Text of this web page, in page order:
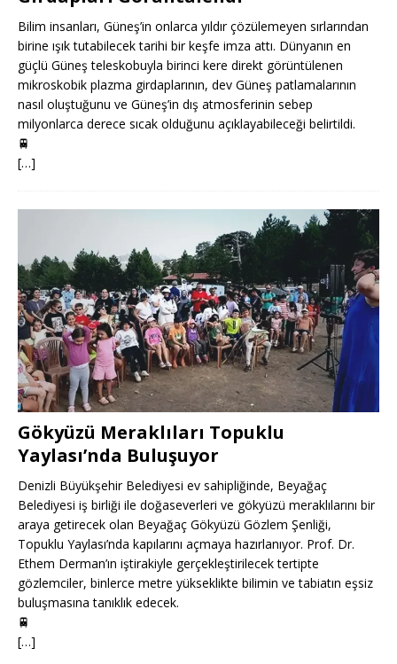
Bilim insanları, Güneş’in onlarca yıldır çözülemeyen sırlarından
birine ışık tutabilecek tarihi bir keşfe imza attı. Dünyanın en
güçlü Güneş teleskobuyla birinci kere direkt görüntülenen
mikroskobik plazma girdaplarının, dev Güneş patlamalarının
nasıl oluştuğunu ve Güneş’in dış atmosferinin sebep
milyonlarca derece sıcak olduğunu açıklayabileceği belirtildi.
🚆
[…]
Gökyüzü Meraklıları Topuklu
Yaylası’nda Buluşuyor
Denizli Büyükşehir Belediyesi ev sahipliğinde, Beyağaç
Belediyesi iş birliği ile doğaseverleri ve gökyüzü meraklılarını bir
araya getirecek olan Beyağaç Gökyüzü Gözlem Şenliği,
Topuklu Yaylası’nda kapılarını açmaya hazırlanıyor. Prof. Dr.
Ethem Derman’ın iştirakiyle gerçekleştirilecek tertipte
gözlemciler, binlerce metre yükseklikte bilimin ve tabiatın eşsiz
buluşmasına tanıklık edecek.
🚆
[…]